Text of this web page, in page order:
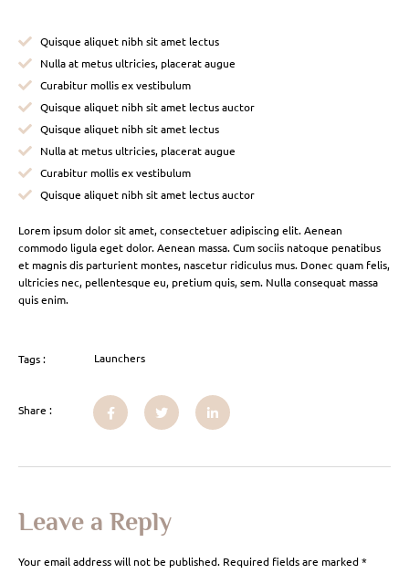
Quisque aliquet nibh sit amet lectus
Nulla at metus ultricies, placerat augue
Curabitur mollis ex vestibulum
Quisque aliquet nibh sit amet lectus auctor
Quisque aliquet nibh sit amet lectus
Nulla at metus ultricies, placerat augue
Curabitur mollis ex vestibulum
Quisque aliquet nibh sit amet lectus auctor
Lorem ipsum dolor sit amet, consectetuer adipiscing elit. Aenean
commodo ligula eget dolor. Aenean massa. Cum sociis natoque penatibus
et magnis dis parturient montes, nascetur ridiculus mus. Donec quam felis,
ultricies nec, pellentesque eu, pretium quis, sem. Nulla consequat massa
quis enim.
Tags : Launchers
Share :
Leave a Reply
Your email address will not be published. Required fields are marked*